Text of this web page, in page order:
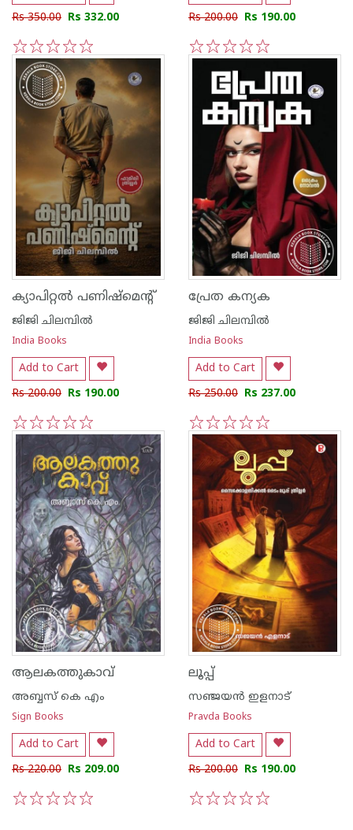
Rs 350.00 Rs 332.00
5
4
3
2
1
Rs 200.00 Rs 190.00
5
4
3
2
1
ക്യാപിറ്റൽ പണിഷ്മെന്റ്
ജിജി ചിലമ്പില്‍
India Books
Add to Cart
Rs 200.00 Rs 190.00
5
4
3
2
1
പ്രേത കന്യക
ജിജി ചിലമ്പില്‍
India Books
Add to Cart
Rs 250.00 Rs 237.00
5
4
3
2
1
ആലകത്തുകാവ്
അബ്ബസ് കെ എം
Sign Books
Add to Cart
Rs 220.00 Rs 209.00
ലൂപ്പ്
സഞ്ജയ‌ന്‍ ഇളനാട്
Pravda Books
Add to Cart
Rs 200.00 Rs 190.00